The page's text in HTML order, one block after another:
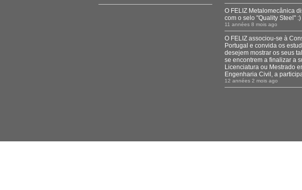
O FELIZ Metalomecânica
com o selo "Quality Steel" :)
11 années 8 mois ago
O FELIZ associou-se à
Portugal e convida os
desejem mostrar os seus
se encontrem a finalizar a
Licenciatura ou Mestrado
Engenharia Civil, a
12 années 2 mois ago